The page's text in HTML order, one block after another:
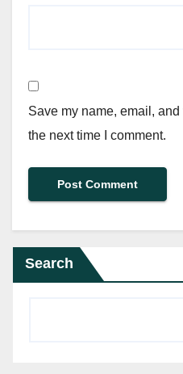
Save my name, email,
the next time I comment.
Search